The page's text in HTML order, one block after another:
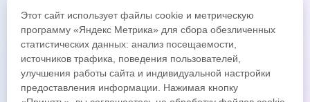
Цигун с Ли Вест
Этот сайт использует файлы cookie и метрическую
программу «Яндекс Метрика» для сбора обезличенных
статистических данных: анализ посещаемости,
источников трафика, поведения пользователей,
улучшения работы сайта и индивидуальной настройки
предоставления информации. Нажимая кнопку